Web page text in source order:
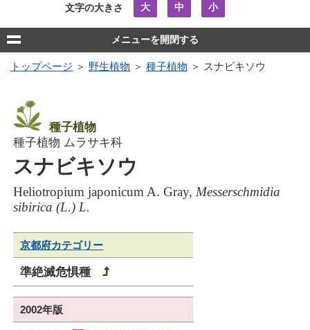
文字の大きさ 大 中 小
メニューを開閉する
トップページ ＞ 野生植物 ＞ 種子植物 ＞ スナビキソウ
種子植物
種子植物 ムラサキ科
スナビキソウ
Heliotropium japonicum A. Gray,Messerschmidia
sibirica (L.) L.
京都府カテゴリー
準絶滅危惧種
2002年版